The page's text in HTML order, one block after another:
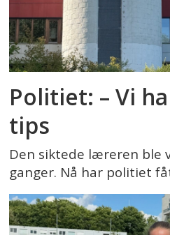
Politiet: – Vi
tips
Den siktede læreren ble
ganger. Nå har politiet